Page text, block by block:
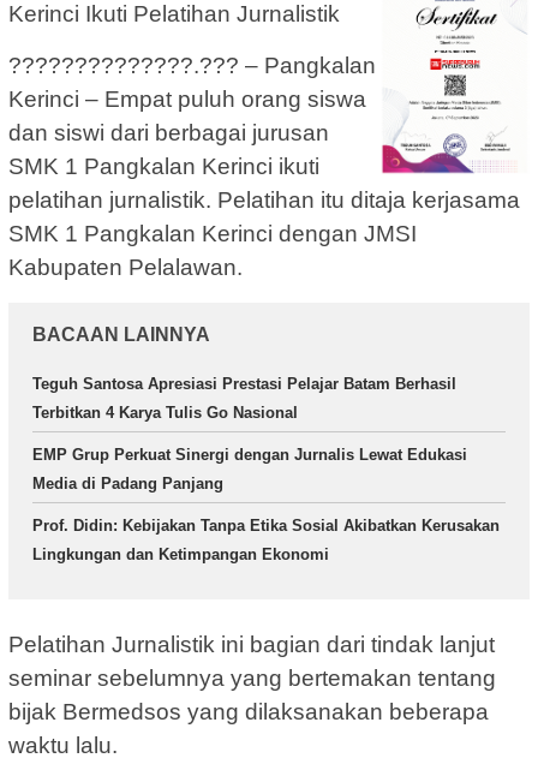
Kerinci Ikuti Pelatihan Jurnalistik
??????????????.??? – Pangkalan
Kerinci – Empat puluh orang siswa
dan siswi dari berbagai jurusan
SMK 1 Pangkalan Kerinci ikuti
pelatihan jurnalistik. Pelatihan itu ditaja kerjasama
SMK 1 Pangkalan Kerinci dengan JMSI
Kabupaten Pelalawan.
BACAAN LAINNYA
Teguh Santosa Apresiasi Prestasi Pelajar Batam Berhasil
Terbitkan 4 Karya Tulis Go Nasional
EMP Grup Perkuat Sinergi dengan Jurnalis Lewat Edukasi
Media di Padang Panjang
Prof. Didin: Kebijakan Tanpa Etika Sosial Akibatkan Kerusakan
Lingkungan dan Ketimpangan Ekonomi
Pelatihan Jurnalistik ini bagian dari tindak lanjut
seminar sebelumnya yang bertemakan tentang
bijak Bermedsos yang dilaksanakan beberapa
waktu lalu.